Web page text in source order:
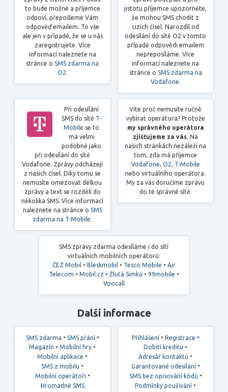
to bude možné a příjemce
odpoví, přepošleme Vám
odpověď emailem. To vše
ale jen v případě, že se u nás
zaregistrujete. Více
informací naleznete na
stránce oSMS zdarma na
O2.
jistotu příjemce upozorněte,
že mohou SMS chodit z
cizích čísel. Narozdíl od
odesílání do sítě O2 v tomto
případě odpovědi emailem
nepřeposíláme. Více
informací naleznete na
stránce o SMS zdarma na
Vodafone.
Při odesílání
SMS do sítě T-
Mobile se to
má velmi
podobně jako
při odesílání do sítě
Vodafone. Zprávy odcházejí
z našich čísel. Díky tomu se
nemusíte omezovat délkou
zprávy a text se rozdělí do
několika SMS. Více informací
naleznete na stránce o SMS
zdarma na T-Mobile.
Víte proč nemusíte ručně
vybírat operátora? Protože
my správného operátora
zjišťujeme za vás. Na
našich stránkách nezáleží na
tom, zda má příjemce
Vodafone, O2, T-Mobile
nebo virtuálního operátora.
My za vás doručíme zprávu
do té správné sítě.
SMS zprávy zdarma odesíláme i do sítí
virtuálních mobilních operátorů:
ČEZ Mobil• Bleskmobil• Tesco Mobile • Air
Telecom • Mobil.cz • Žlutá Simka • 99mobile •
Voocall
Další informace
SMS zdarma • SMS přání•
Magazín •Mobilní hry •
Mobilní aplikace •
SMS z mobilu •
Mobilní operátoři •
Hromadné SMS
Přihlášení• Registrace •
Dobití kreditu •
Adresář kontaktů •
Garantované odesílání•
SMS bez opisování kódů •
Podmínky používání •